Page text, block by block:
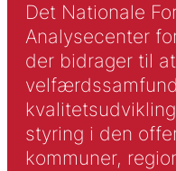
Det Nationale
Analysecenter
der bidrager til
styring i den
kommuner,